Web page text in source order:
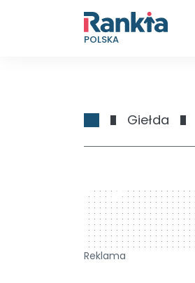
POLSKA
Giełda
728 x 90
Reklama